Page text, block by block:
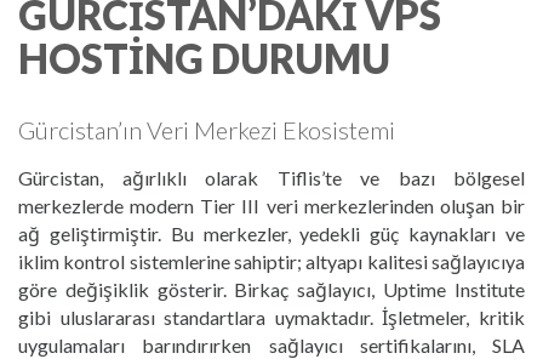
GÜRCISTAN’DAKI VPS
HOSTING DURUMU
Gürcistan’ın Veri Merkezi Ekosistemi
Gürcistan, ağırlıklı olarak Tiflis’te ve bazı bölgesel
merkezlerde modern Tier III veri merkezlerinden oluşan bir
ağ geliştirmiştir. Bu merkezler, yedekli güç kaynakları ve
iklim kontrol sistemlerine sahiptir; altyapı kalitesi sağlayıcıya
göre değişiklik gösterir. Birkaç sağlayıcı, Uptime Institute
gibi uluslararası standartlara uymaktadır. İşletmeler, kritik
uygulamaları barındırırken sağlayıcı sertifikalarını, SLA